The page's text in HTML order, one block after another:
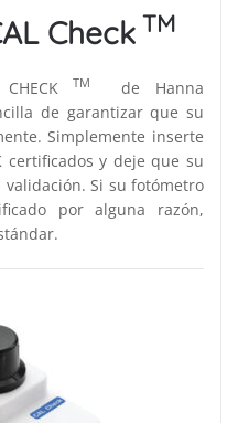
Check TM
TM
de Hanna
de garantizar que su
Simplemente inserte
certificados y deje que su
Si su fotómetro
por alguna razón,